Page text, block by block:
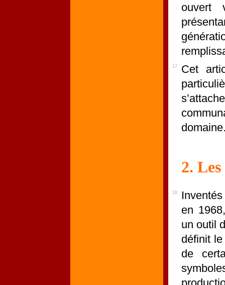
ouvert
17
Cet
2.
18
en
un outil
définit
de